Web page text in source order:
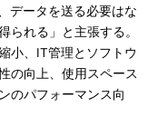
データを送る必要はな
られる」と主張する。
小、IT管理とソフトウ
の向上、使用スペース
のパフォーマンス向